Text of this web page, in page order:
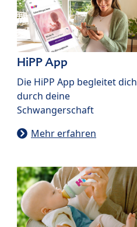
HiPP App
Die HiPP App begleitet dich
durch deine
Schwangerschaft
Mehr erfahren